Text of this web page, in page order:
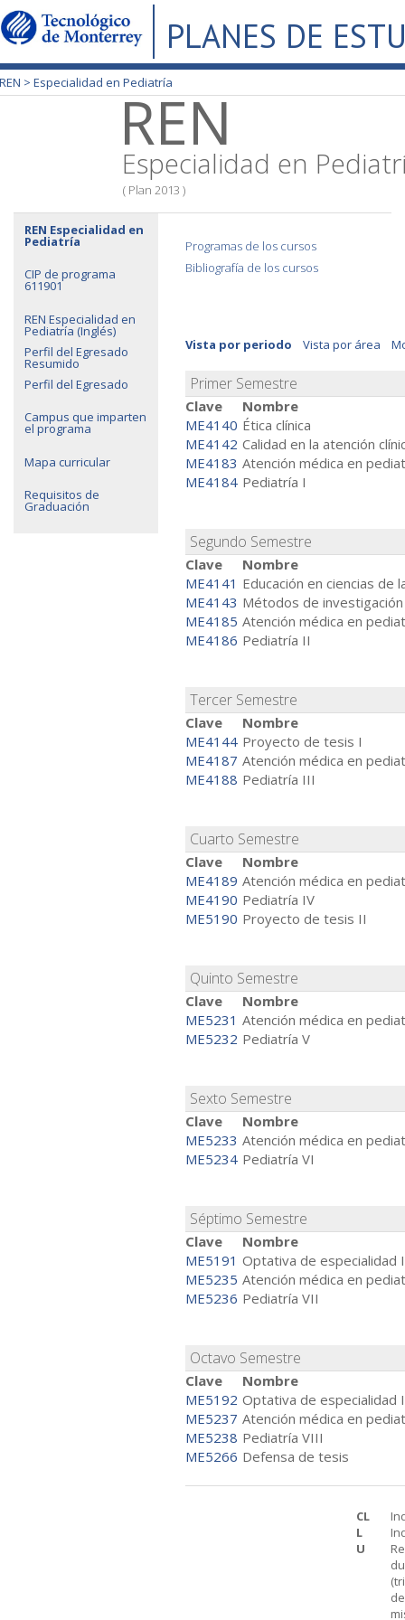
PLANES DE
REN > Especialidad en PediatríaREN
Especialidad en
( Plan 2013 )
REN Especialidad en
Pediatría
CIP de programa
611901
REN Especialidad en
Pediatría (Inglés)
Perfil del Egresado
Resumido
Perfil del Egresado
Campus que imparten
el programa
Mapa curricular
Requisitos de
Graduación
Programas de los cursos
Bibliografía de los cursos
Vista por periodo Vista por área
Primer Semestre
Clave
Nombre
ME4140 Ética clínica
ME4142 Calidad en la atención
ME4183 Atención médica en
ME4184 Pediatría I
Segundo Semestre
Clave
Nombre
ME4141 Educación en ciencias de
ME4143 Métodos de
ME4185 Atención médica en
ME4186 Pediatría II
Tercer Semestre
Clave
Nombre
ME4144 Proyecto de tesis I
ME4187 Atención médica en
ME4188 Pediatría III
Cuarto Semestre
Clave
Nombre
ME4189 Atención médica en
ME4190 Pediatría IV
ME5190 Proyecto de tesis II
Quinto Semestre
Clave
Nombre
ME5231 Atención médica en
ME5232 Pediatría V
Sexto Semestre
Clave
Nombre
ME5233 Atención médica en
ME5234 Pediatría VI
Séptimo Semestre
Clave
Nombre
ME5191 Optativa de especialidad I
ME5235 Atención médica en
ME5236 Pediatría VII
Octavo Semestre
Clave
Nombre
ME5192 Optativa de especialidad
ME5237 Atención médica en
ME5238 Pediatría VIII
ME5266 Defensa de tesis
CL
L
U